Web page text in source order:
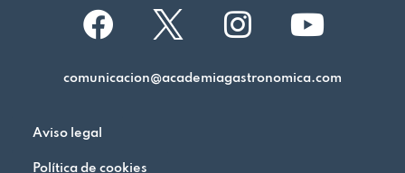
comunicacion@academiagastronomica.com
Aviso legal
Política de cookies